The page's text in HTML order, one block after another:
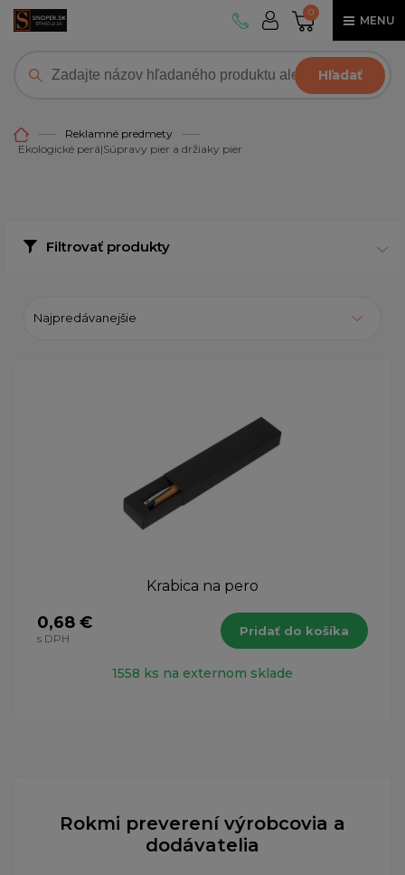
0
MENU
Hľadať
Reklamné predmety
Ekologické perá|Súpravy pier a držiaky pier
Filtrovať produkty
Najpredávanejšie
Krabica na pero
0,68 €
s DPH
Pridať do košíka
1558 ks na externom sklade
Rokmi preverení výrobcovia a
dodávatelia